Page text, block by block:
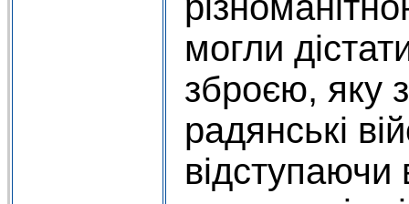
могли
зброєю, яку
радянські
відступаючи